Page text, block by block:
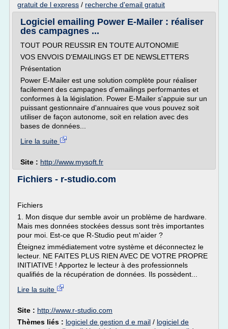
gratuit de l express / recherche d'email gratuit
Logiciel emailing Power E-Mailer : réaliser
des campagnes ...
TOUT POUR REUSSIR EN TOUTE AUTONOMIE
VOS ENVOIS D'EMAILINGS ET DE NEWSLETTERS
Présentation
Power E-Mailer est une solution complète pour réaliser
facilement des campagnes d'emailings performantes et
conformes à la législation. Power E-Mailer s'appuie sur un
puissant gestionnaire d'annuaires que vous pouvez soit
utiliser de façon autonome, soit en relation avec des
bases de données...
Lire la suite
Site : http://www.mysoft.fr
Fichiers - r-studio.com
Fichiers
1. Mon disque dur semble avoir un problème de hardware.
Mais mes données stockées dessus sont très importantes
pour moi. Est-ce que R-Studio peut m'aider ?
Éteignez immédiatement votre système et déconnectez le
lecteur. NE FAITES PLUS RIEN AVEC DE VOTRE PROPRE
INITIATIVE ! Apportez le lecteur à des professionnels
qualifiés de la récupération de données. Ils possèdent...
Lire la suite
Site : http://www.r-studio.com
Thèmes liés : logiciel de gestion d e mail / logiciel de